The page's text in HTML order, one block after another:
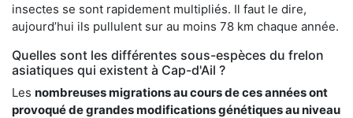
insectes se sont rapidement multipliés. Il faut le dire,
aujourd’hui ils pullulent sur au moins 78 km chaque année.
Quelles sont les différentes sous-espèces du frelon
asiatiques qui existent à Cap-d'Ail ?
Les nombreuses migrations au cours de ces années ont
provoqué de grandes modifications génétiques au niveau